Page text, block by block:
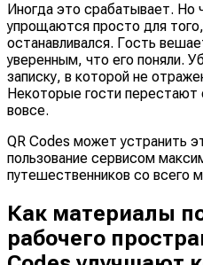
Иногда это срабатывает. Но
упрощаются просто для
останавливался. Гость
уверенным, что его поняли.
записку, в которой не
Некоторые гости
вовсе.
QR Codes может устранить
пользование сервисом
путешественников со всего
Как материалы
рабочего